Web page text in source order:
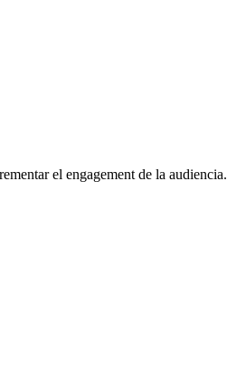
el engagement de la audiencia.